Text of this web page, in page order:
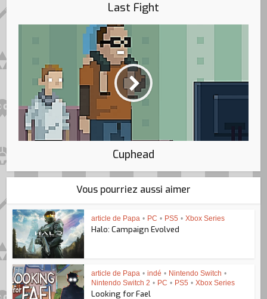
Last Fight
Cuphead
Vous pourriez aussi aimer
article de Papa • PC • PS5 • Xbox Series
Halo: Campaign Evolved
article de Papa • indé • Nintendo Switch •
Nintendo Switch 2 • PC • PS5 • Xbox Series
Looking for Fael